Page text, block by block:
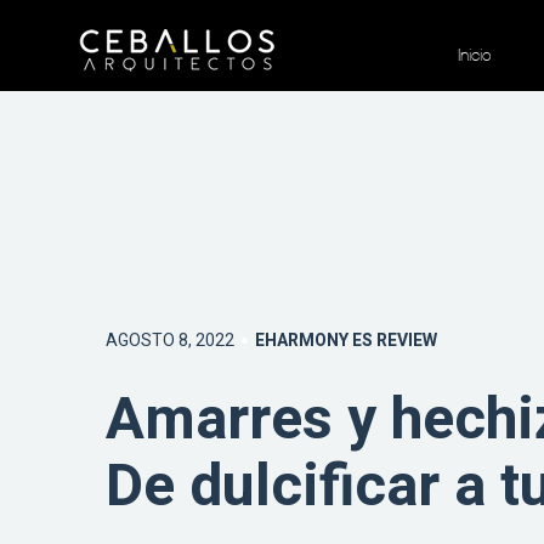
Inicio
AGOSTO 8, 2022 EHARMONY ES REVIEW
Amarres y
De dulcificar a